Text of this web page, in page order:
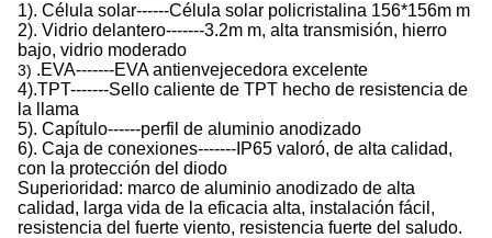
1). Célula solar------Célula solar policristalina 156*156m m
2). Vidrio delantero-------3.2m m, alta transmisión, hierro
bajo, vidrio moderado
3) .EVA-------EVA antienvejecedora excelente
4).TPT-------Sello caliente de TPT hecho de resistencia de
la llama
5). Capítulo------perfil de aluminio anodizado
6). Caja de conexiones-------IP65 valoró, de alta calidad,
con la protección del diodo
Superioridad: marco de aluminio anodizado de alta
calidad, larga vida de la eficacia alta, instalación fácil,
resistencia del fuerte viento, resistencia fuerte del saludo.